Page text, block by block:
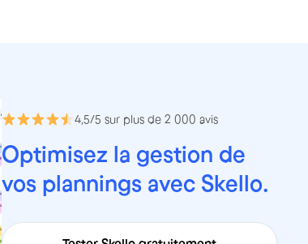
4,5/5 sur plus de 2 000 avis
Optimisez la gestion de
vos plannings avec Skello.